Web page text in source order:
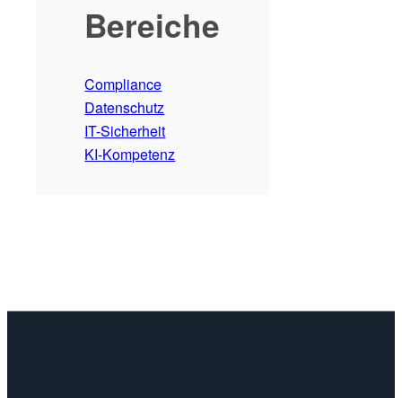
Bereiche
Compliance
Datenschutz
IT-Sicherheit
KI-Kompetenz